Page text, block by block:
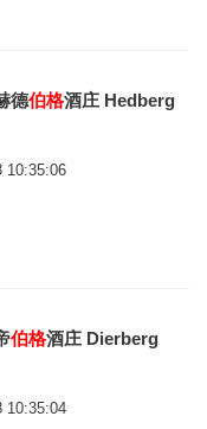
德伯格酒庄 Hedberg
10:35:06
伯格酒庄 Dierberg
10:35:04